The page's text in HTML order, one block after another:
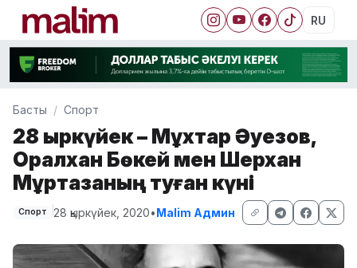
RU
Басты Спорт
28 қыркүйек – Мұхтар Әуезов,
Оралхан Бөкей мен Шерхан
Мұртазаның туған күні
Спорт 28 қыркүйек, 2020•Malim Админ